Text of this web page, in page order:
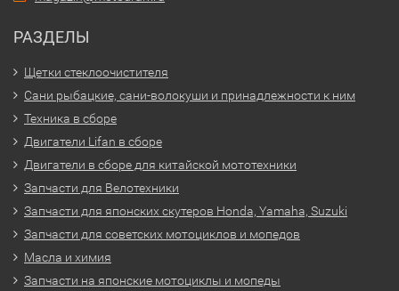
РАЗДЕЛЫ
Щетки стеклоочистителя
Сани рыбацкие, сани-волокуши и принадлежности к ним
Техника в сборе
Двигатели Lifan в сборе
Двигатели в сборе для китайской мототехники
Запчасти для Велотехники
Запчасти для японских скутеров Honda, Yamaha, Suzuki
Запчасти для советских мотоциклов и мопедов
Масла и химия
Запчасти на японские мотоциклы и мопеды